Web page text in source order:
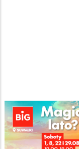
Ścieżka
Strona główna/
Konfederacja